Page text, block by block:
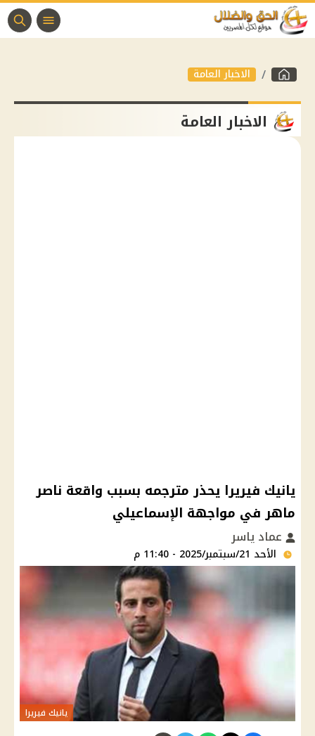
الاخبار العامة
الاخبار العامة
يانيك فيريرا يحذر مترجمه بسبب واقعة ناصر
ماهر في مواجهة الإسماعيلي
عماد ياسر
الأحد 21/سبتمبر/2025 - 11:40 م
يانيك فيريرا